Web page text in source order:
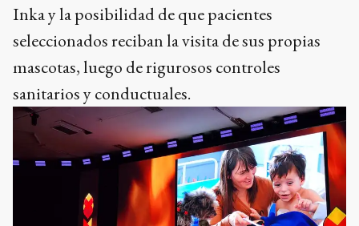
Inka y la posibilidad de que pacientes
seleccionados reciban la visita de sus propias
mascotas, luego de rigurosos controles
sanitarios y conductuales.